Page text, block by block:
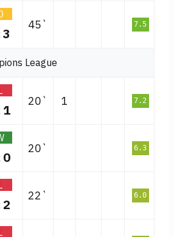
45` 7.5
League
20` 1 7.2
20` 6.3
22` 6.0